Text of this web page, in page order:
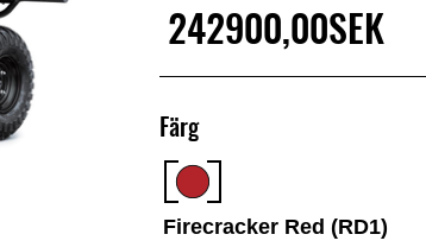
242900,00SEK
Färg
Firecracker Red (RD1)